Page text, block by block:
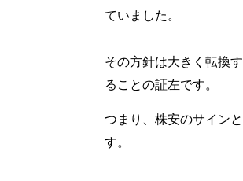
ていました。
その方針は大きく転換
ることの証左です。
つまり、株安のサイン
す。